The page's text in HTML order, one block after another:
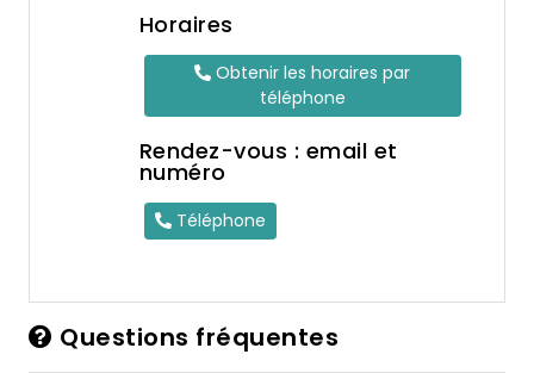
Horaires
Obtenir les horaires par
téléphone
Rendez-vous : email et
numéro
Téléphone
Questions fréquentes